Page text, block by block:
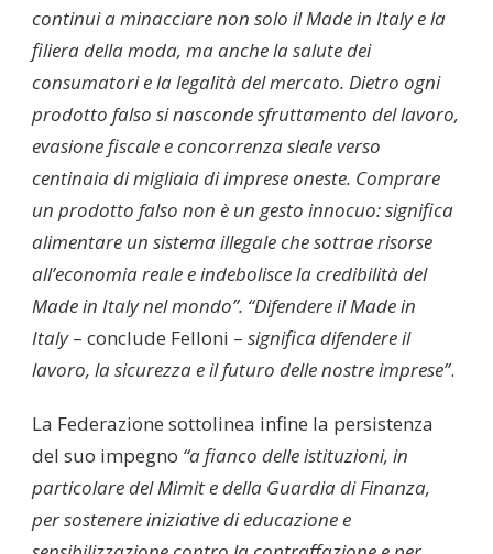
continui a minacciare non solo il Made in Italy e la
filiera della moda, ma anche la salute dei
consumatori e la legalità del mercato. Dietro ogni
prodotto falso si nasconde sfruttamento del lavoro,
evasione fiscale e concorrenza sleale verso
centinaia di migliaia di imprese oneste. Comprare
un prodotto falso non è un gesto innocuo: significa
alimentare un sistema illegale che sottrae risorse
all’economia reale e indebolisce la credibilità del
Made in Italy nel mondo”. “Difendere il Made in
Italy– conclude Felloni – significa difendere il
lavoro, la sicurezza e il futuro delle nostre imprese”.
La Federazione sottolinea infine la persistenza
del suo impegno “a fianco delle istituzioni, in
particolare del Mimit e della Guardia di Finanza,
per sostenere iniziative di educazione e